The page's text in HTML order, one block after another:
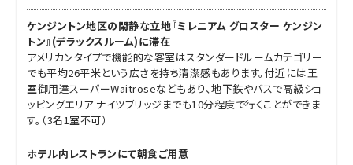
ケンジントン地区の閑静な立地『ミレニアム グロスター ケンジン
トン』(デラックスルーム)に滞在
アメリカンタイプで機能的な客室はスタンダードルームカテゴリー
でも平均26平米という広さを持ち清潔感もあります。付近には王
室御用達スーパーWaitroseなどもあり、地下鉄やバスで高級ショ
ッピングエリア ナイツブリッジまでも10分程度で行くことができま
す。（3名1室不可）
ホテル内レストランにて朝食ご用意